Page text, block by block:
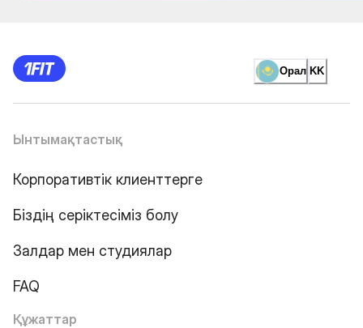
Орал KK
Ынтымақтастық
Корпоративтік клиенттерге
Біздің серіктесіміз болу
Залдар мен студиялар
FAQ
Құжаттар